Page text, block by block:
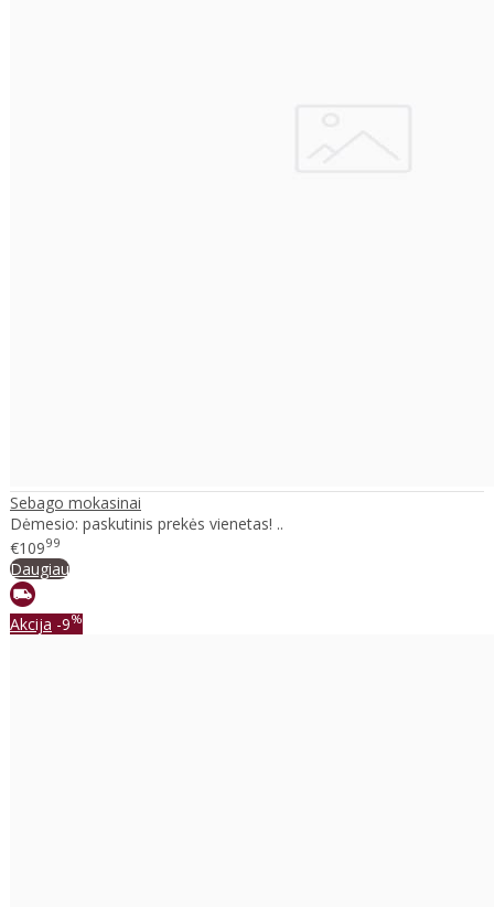
Sebago mokasinai
Dėmesio: paskutinis prekės vienetas! ..
€10999
Daugiau
Akcija -9%